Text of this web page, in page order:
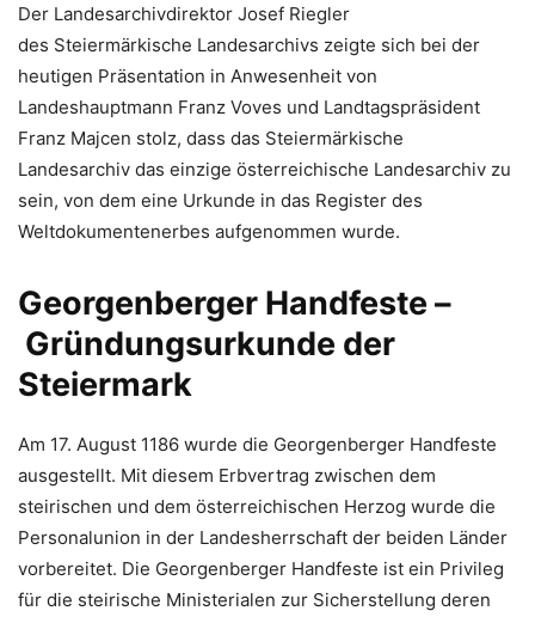
Der Landesarchivdirektor Josef Riegler
des Steiermärkische Landesarchivs zeigte sich bei der
heutigen Präsentation in Anwesenheit von
Landeshauptmann Franz Voves und Landtagspräsident
Franz Majcen stolz, dass das Steiermärkische
Landesarchiv das einzige österreichische Landesarchiv zu
sein, von dem eine Urkunde in das Register des
Weltdokumentenerbes aufgenommen wurde.
Georgenberger Handfeste –
Gründungsurkunde der
Steiermark
Am 17. August 1186 wurde die Georgenberger Handfeste
ausgestellt. Mit diesem Erbvertrag zwischen dem
steirischen und dem österreichischen Herzog wurde die
Personalunion in der Landesherrschaft der beiden Länder
vorbereitet. Die Georgenberger Handfeste ist ein Privileg
für die steirische Ministerialen zur Sicherstellung deren